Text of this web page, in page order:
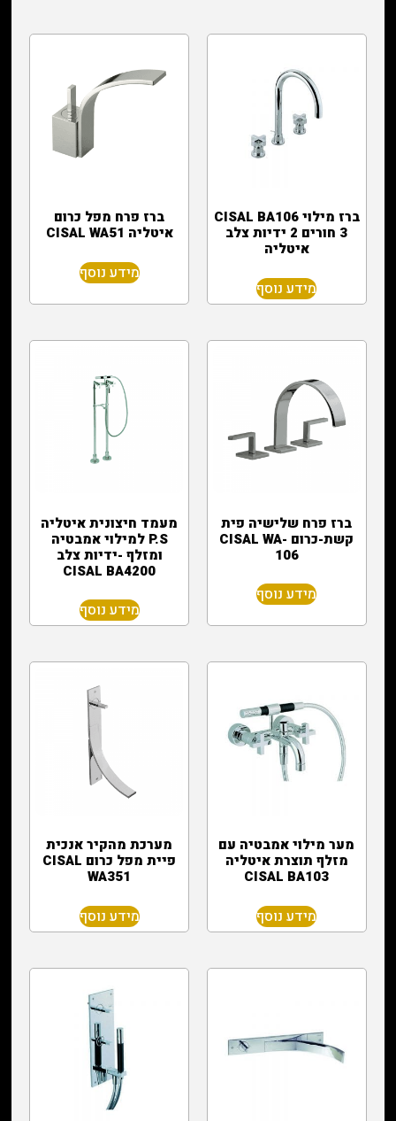
ברז מילוי CISAL BA106
3 חורים 2 ידיות צלב
איטליה
מידע נוסף
ברז פרח מפל כרום
איטליה CISAL WA51
מידע נוסף
ברז פרח שלישיה פית
קשת-כרום CISAL WA-
106
מידע נוסף
מעמד חיצונית איטליה
P.S למילוי אמבטיה
ומזלף -ידיות צלב
CISAL BA4200
מידע נוסף
מער מילוי אמבטיה עם
מזלף תוצרת איטליה
CISAL BA103
מידע נוסף
מערכת מהקיר אנכית
פיית מפל כרום CISAL
WA351
מידע נוסף